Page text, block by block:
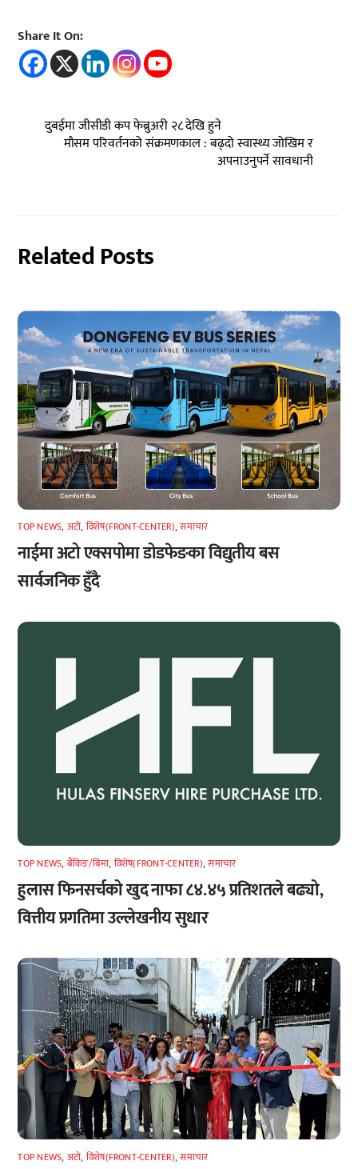
Share It On:
दुबईमा जीसीडी कप फेब्रुअरी २८ देखि हुने
मौसम परिवर्तनको संक्रमणकाल : बढ्दो स्वास्थ्य जोखिम र
अपनाउनुपर्ने सावधानी
Related Posts
TOP NEWS, अटाे, विशेष(FRONT-CENTER),समाचार
नाईमा अटो एक्सपोमा डोडफेङका विद्युतीय बस
सार्वजनिक हुँदै
TOP NEWS, बैंकिङ/बिमा, विशेष(FRONT-CENTER),समाचार
हुलास फिनसर्चको खुद नाफा ८४.४५ प्रतिशतले बढ्यो,
वित्तीय प्रगतिमा उल्लेखनीय सुधार
TOP NEWS, अटाे, विशेष(FRONT-CENTER),समाचार